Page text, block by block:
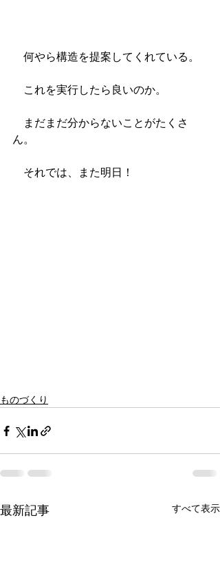
何やら構造を提案してくれている。
これを実行したら良いのか。
まだまだ分からないことがたくさ
ん。
それでは、また明日！
ものづくり
最新記事 すべて表示